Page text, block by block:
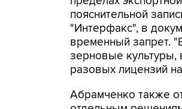
пояснительной
"Интерфакс", в
временный запрет.
зерновые культуры,
разовых лицензий
Абрамченко также